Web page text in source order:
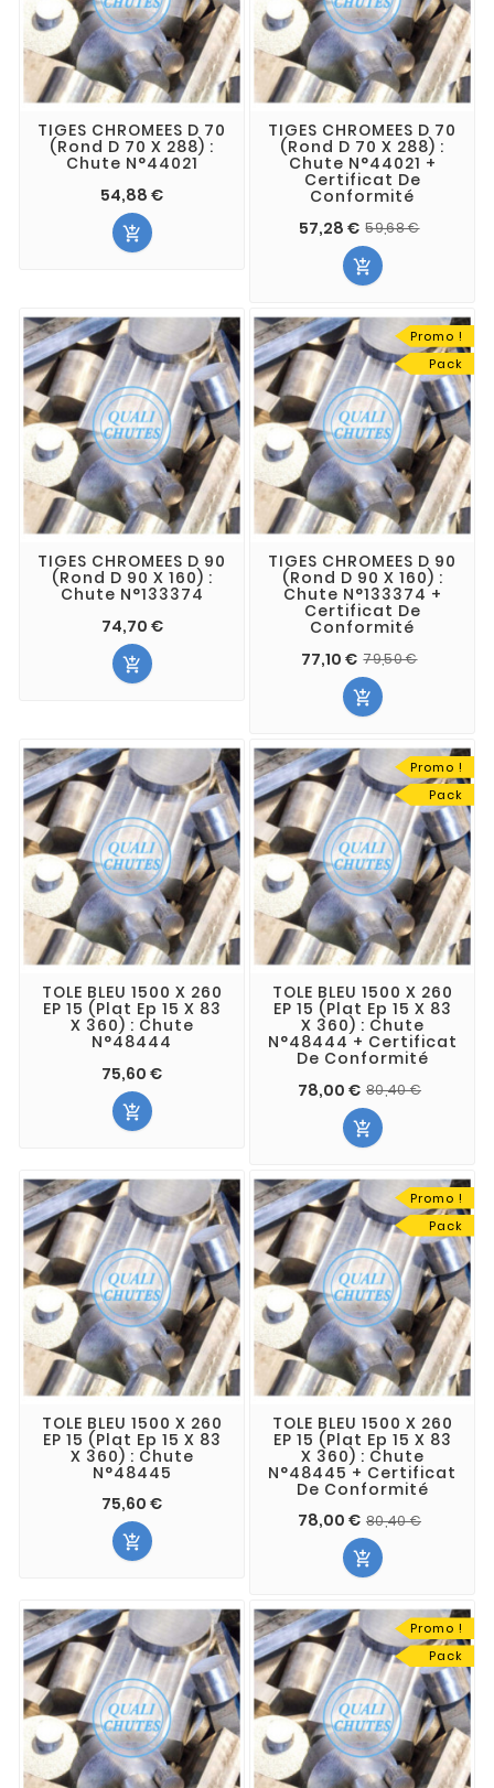
TIGES CHROMEES D 70
(Rond D 70 X 288) :
Chute N°44021
54,88 €

TIGES CHROMEES D 70
(Rond D 70 X 288) :
Chute N°44021 +
Certificat De
Conformité
57,28 € 59,68 €

TIGES CHROMEES D 90
(Rond D 90 X 160) :
Chute N°133374
74,70 €

Promo !
Pack
TIGES CHROMEES D 90
(Rond D 90 X 160) :
Chute N°133374 +
Certificat De
Conformité
77,10 € 79,50 €

TOLE BLEU 1500 X 260
EP 15 (Plat Ep 15 X 83
X 360) : Chute
N°48444
75,60 €

Promo !
Pack
TOLE BLEU 1500 X 260
EP 15 (Plat Ep 15 X 83
X 360) : Chute
N°48444 + Certificat
De Conformité
78,00 € 80,40 €

TOLE BLEU 1500 X 260
EP 15 (Plat Ep 15 X 83
X 360) : Chute
N°48445
75,60 €

Promo !
Pack
TOLE BLEU 1500 X 260
EP 15 (Plat Ep 15 X 83
X 360) : Chute
N°48445 + Certificat
De Conformité
78,00 € 80,40 €

Promo !
Pack